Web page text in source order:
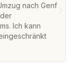
nach Genf
Ich kann